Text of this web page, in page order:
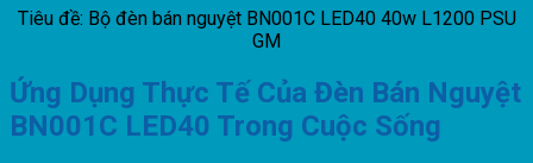
Tiêu đề: Bộ đèn bán nguyệt BN001C LED40 40w L1200 PSU
GM
Ứng Dụng Thực Tế Của Đèn Bán Nguyệt
BN001C LED40 Trong Cuộc Sống